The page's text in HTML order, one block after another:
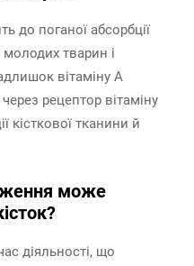
до поганої абсорбції
тварин і
вітаміну A
рецептор вітаміну
кісткової тканини й
може
діяльності, що